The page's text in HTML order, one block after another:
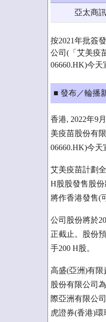
亞太商訊
按2021年批簽
公司(「艾美疫
06660.HK)今天
■ 發布／輪播
香港, 2022年9
美疫苗股份有
06660.HK)今天
艾美疫苗計劃
H股股發售股
將作香港發售(
公司股份將於
正截止。股份
手200 H股。
高盛(亞洲)有
股份有限公司
際亞洲有限公
虎證券(香港)